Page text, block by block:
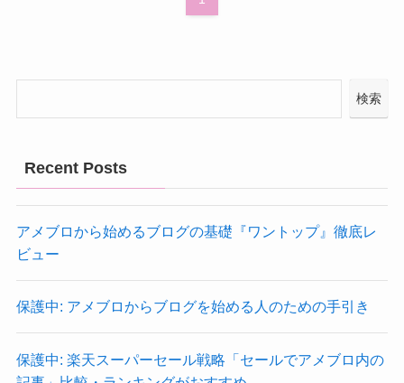
検索
Recent Posts
アメブロから始めるブログの基礎『ワントップ』徹底レ
ビュー
保護中: アメブロからブログを始める人のための手引き
保護中: 楽天スーパーセール戦略「セールでアメブロ内の